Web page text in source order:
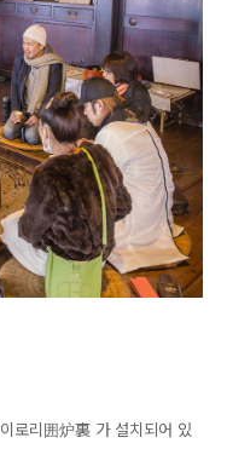
로리囲炉裏 가 설치되어 있